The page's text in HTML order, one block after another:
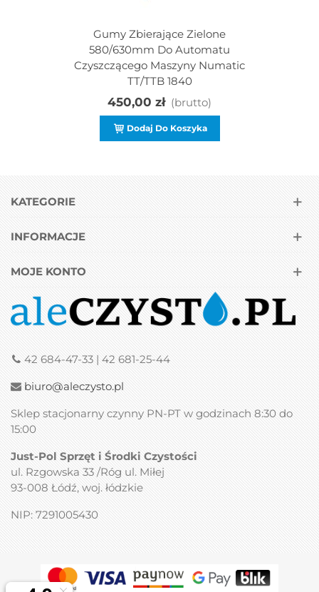
Gumy Zbierające Zielone
580/630mm Do Automatu
Czyszczącego Maszyny Numatic
TT/TTB 1840
450,00 zł (brutto)
Dodaj Do Koszyka
KATEGORIE
INFORMACJE
MOJE KONTO
42 684-47-33 | 42 681-25-44
biuro@aleczysto.pl
Sklep stacjonarny czynny PN-PT w godzinach 8:30 do
15:00
Just-Pol Sprzęt i Środki Czystości
ul. Rzgowska 33 /Róg ul. Miłej
93-008 Łódź, woj. łódzkie
NIP: 7291005430